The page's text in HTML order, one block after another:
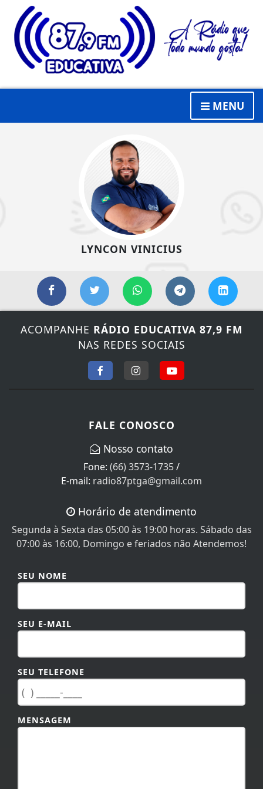
MENU
LYNCON VINICIUS
ACOMPANHE RÁDIO EDUCATIVA 87,9 FM
NAS REDES SOCIAIS
FALE CONOSCO
Nosso contato
Fone: (66) 3573-1735/
E-mail: radio87ptga@gmail.com
Horário de atendimento
Segunda à Sexta das 05:00 às 19:00 horas. Sábado das
07:00 às 16:00, Domingo e feriados não Atendemos!
SEU NOME
SEU E-MAIL
SEU TELEFONE
MENSAGEM